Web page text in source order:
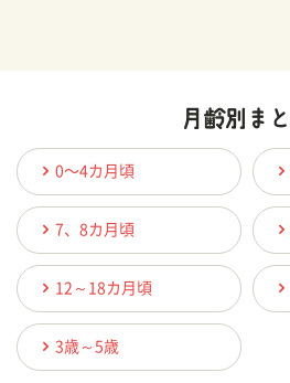
0〜4カ月頃
7、8カ月頃
12～18カ月頃
3歳～5歳